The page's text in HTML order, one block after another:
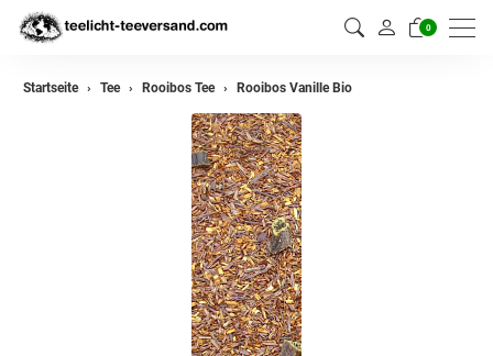
0
zurück
Startseite Tee Rooibos Tee Rooibos Vanille Bio